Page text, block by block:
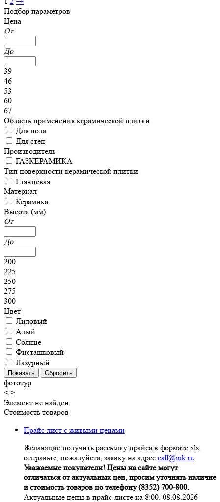
Подбор параметров
Цена
От
До
39
46
53
60
67
Область применения керамической плитки
Для пола
Для стен
Производитель
ГАЗКЕРАМИКА
Тип поверхности керамической плитки
Глянцевая
Материал
Керамика
Высота (мм)
От
До
200
225
250
275
300
Цвет
Лиловый
Алый
Солнце
Фисташковый
Лазурный
фототур
< >
Элемент не найден
Стоимость товаров
Прайс лист с живыми ценами
Желающие получить рассылку прайса в формате xls,
отправьте, пожалуйста, заявку на адрес call@ink.ru.
Уважаемые покупатели! Цены на сайте могут
отличаться от актуальных цен, просим уточнять наличие
и стоимость товаров по телефону (8352) 700-800.
Актуальные цены в прайс-листе на 8:00. 08.08.2026